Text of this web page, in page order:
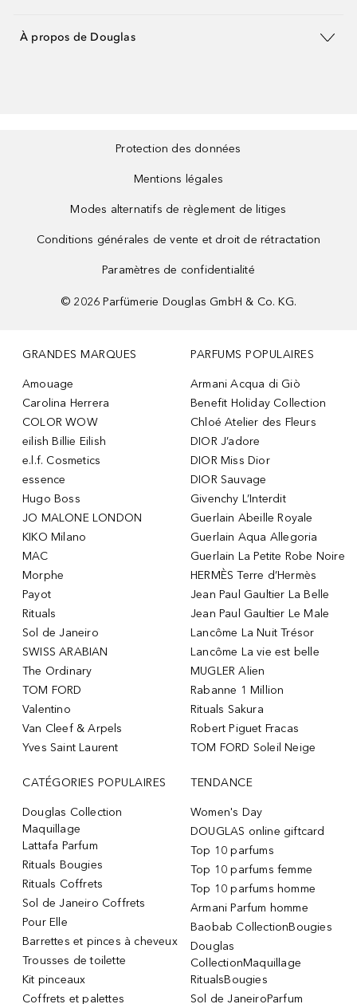
À propos de Douglas
Protection des données
Mentions légales
Modes alternatifs de règlement de litiges
Conditions générales de vente et droit de rétractation
Paramètres de confidentialité
© 2026 Parfümerie Douglas GmbH & Co. KG.
GRANDES MARQUES
Amouage
Carolina Herrera
COLOR WOW
eilish Billie Eilish
e.l.f. Cosmetics
essence
Hugo Boss
JO MALONE LONDON
KIKO Milano
MAC
Morphe
Payot
Rituals
Sol de Janeiro
SWISS ARABIAN
The Ordinary
TOM FORD
Valentino
Van Cleef & Arpels
Yves Saint Laurent
PARFUMS POPULAIRES
Armani Acqua di Giò
Benefit Holiday Collection
Chloé Atelier des Fleurs
DIOR J’adore
DIOR Miss Dior
DIOR Sauvage
Givenchy L’Interdit
Guerlain Abeille Royale
Guerlain Aqua Allegoria
Guerlain La Petite Robe Noire
HERMÈS Terre d’Hermès
Jean Paul Gaultier La Belle
Jean Paul Gaultier Le Male
Lancôme La Nuit Trésor
Lancôme La vie est belle
MUGLER Alien
Rabanne 1 Million
Rituals Sakura
Robert Piguet Fracas
TOM FORD Soleil Neige
CATÉGORIES POPULAIRES
Douglas Collection
Maquillage
Lattafa Parfum
Rituals Bougies
Rituals Coffrets
Sol de Janeiro Coffrets
Pour Elle
Barrettes et pinces à cheveux
Trousses de toilette
Kit pinceaux
Coffrets et palettes
TENDANCE
Women's Day
DOUGLAS online giftcard
Top 10 parfums
Top 10 parfums femme
Top 10 parfums homme
Armani Parfum homme
Baobab CollectionBougies
Douglas
CollectionMaquillage
RitualsBougies
Sol de JaneiroParfum